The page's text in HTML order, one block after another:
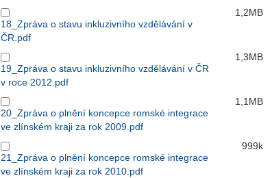
18_Zpráva o stavu inkluzivního vzdělávání v
ČR.pdf
1,2MB
19_Zpráva o stavu inkluzivního vzdělávání v ČR
v roce 2012.pdf
1,3MB
20_Zpráva o plnění koncepce romské integrace
ve zlínském kraji za rok 2009.pdf
1,1MB
21_Zpráva o plnění koncepce romské integrace
ve zlínském kraji za rok 2010.pdf
999k